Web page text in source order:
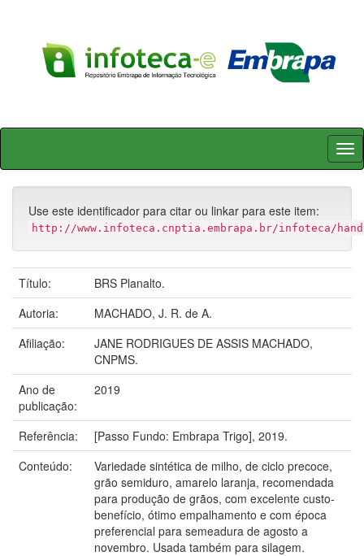
Skip
Use este identificador para citar ou linkar para este item:
http://www.infoteca.cnptia.embrapa.br/infoteca/
Título:
BRS Planalto.
Autoria:
MACHADO, J. R. de A.
Afiliação:
JANE RODRIGUES DE ASSIS MACHADO,
CNPMS.
Ano de
publicação:
2019
Referência:
[Passo Fundo: Embrapa Trigo], 2019.
Conteúdo:
Variedade sintética de milho, de ciclo precoce,
grão semiduro, amarelo laranja, recomendada
para produção de grãos, com excelente custo-
benefício, ótimo empalhamento e com época
preferencial para semeadura de agosto a
novembro. Usada também para silagem.